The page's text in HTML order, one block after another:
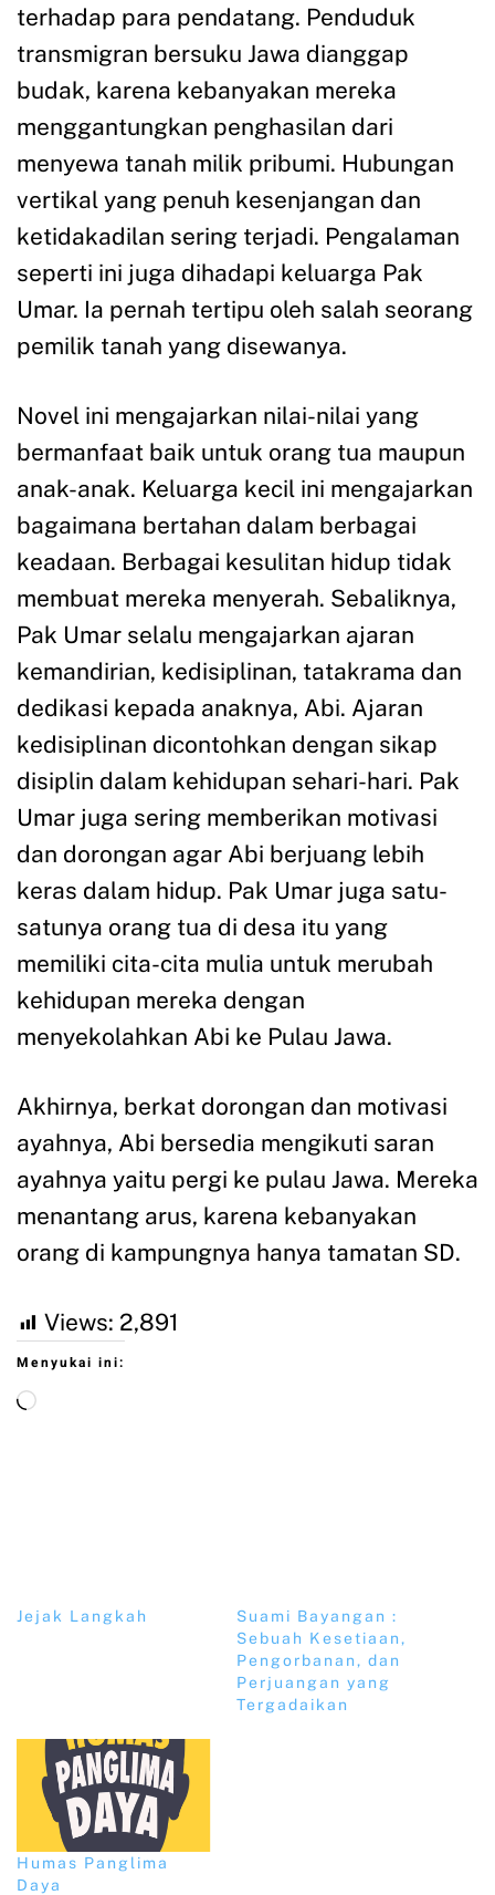
terhadap para pendatang. Penduduk
transmigran bersuku Jawa dianggap
budak, karena kebanyakan mereka
menggantungkan penghasilan dari
menyewa tanah milik pribumi. Hubungan
vertikal yang penuh kesenjangan dan
ketidakadilan sering terjadi. Pengalaman
seperti ini juga dihadapi keluarga Pak
Umar. Ia pernah tertipu oleh salah seorang
pemilik tanah yang disewanya.
Novel ini mengajarkan nilai-nilai yang
bermanfaat baik untuk orang tua maupun
anak-anak. Keluarga kecil ini mengajarkan
bagaimana bertahan dalam berbagai
keadaan. Berbagai kesulitan hidup tidak
membuat mereka menyerah. Sebaliknya,
Pak Umar selalu mengajarkan ajaran
kemandirian, kedisiplinan, tatakrama dan
dedikasi kepada anaknya, Abi. Ajaran
kedisiplinan dicontohkan dengan sikap
disiplin dalam kehidupan sehari-hari. Pak
Umar juga sering memberikan motivasi
dan dorongan agar Abi berjuang lebih
keras dalam hidup. Pak Umar juga satu-
satunya orang tua di desa itu yang
memiliki cita-cita mulia untuk merubah
kehidupan mereka dengan
menyekolahkan Abi ke Pulau Jawa.
Akhirnya, berkat dorongan dan motivasi
ayahnya, Abi bersedia mengikuti saran
ayahnya yaitu pergi ke pulau Jawa. Mereka
menantang arus, karena kebanyakan
orang di kampungnya hanya tamatan SD.
Views: 2,891
Menyukai ini:
Jejak Langkah
Suami Bayangan :
Sebuah Kesetiaan,
Pengorbanan, dan
Perjuangan yang
Tergadaikan
Humas Panglima
Daya